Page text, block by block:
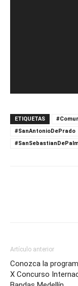
ETIQUETAS
#SanAntonioDePrado
Artículo anterior
Conozca la
X Concurso